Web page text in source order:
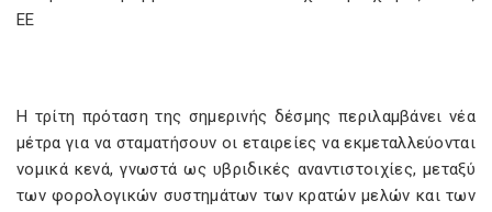
ΕΕ
Η τρίτη πρόταση της σημερινής δέσμης περιλαμβάνει νέα
μέτρα για να σταματήσουν οι εταιρείες να εκμεταλλεύονται
νομικά κενά, γνωστά ως υβριδικές αναντιστοιχίες, μεταξύ
των φορολογικών συστημάτων των κρατών μελών και των